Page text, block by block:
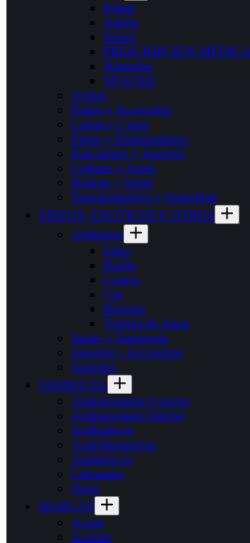
Kitten
Adulto
Senior
PRESCRIPCIÓN MÉDICA
Húmedos
SNACKS
Arenas
Baños y Accesorios
Camas y Casas
Platos y Dispensadores
Rascadores y Juguetes
Collares y Arnés
Higiene y Salud
Transportadores y Seguridad
ERIZOS, EXOTICOS Y OTROS
Alimentos
Erizo
Hurón
Conejo
Cuy
Hamster
Tortuga de Agua
Jaulas y Transporte
Juguetes y Accesorios
Sustratos
FARMACIA
Antiparasitario Externo
Antiparasitario Interno
Antibióticos
Antinflamatorios
Analgésicos
Calmantes
Otros
MARCAS
Acana
Acomer